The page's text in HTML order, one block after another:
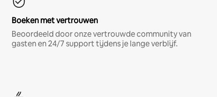
Boeken met vertrouwen
Beoordeeld door onze vertrouwde community van
gasten en 24/7 support tijdens je lange verblijf.